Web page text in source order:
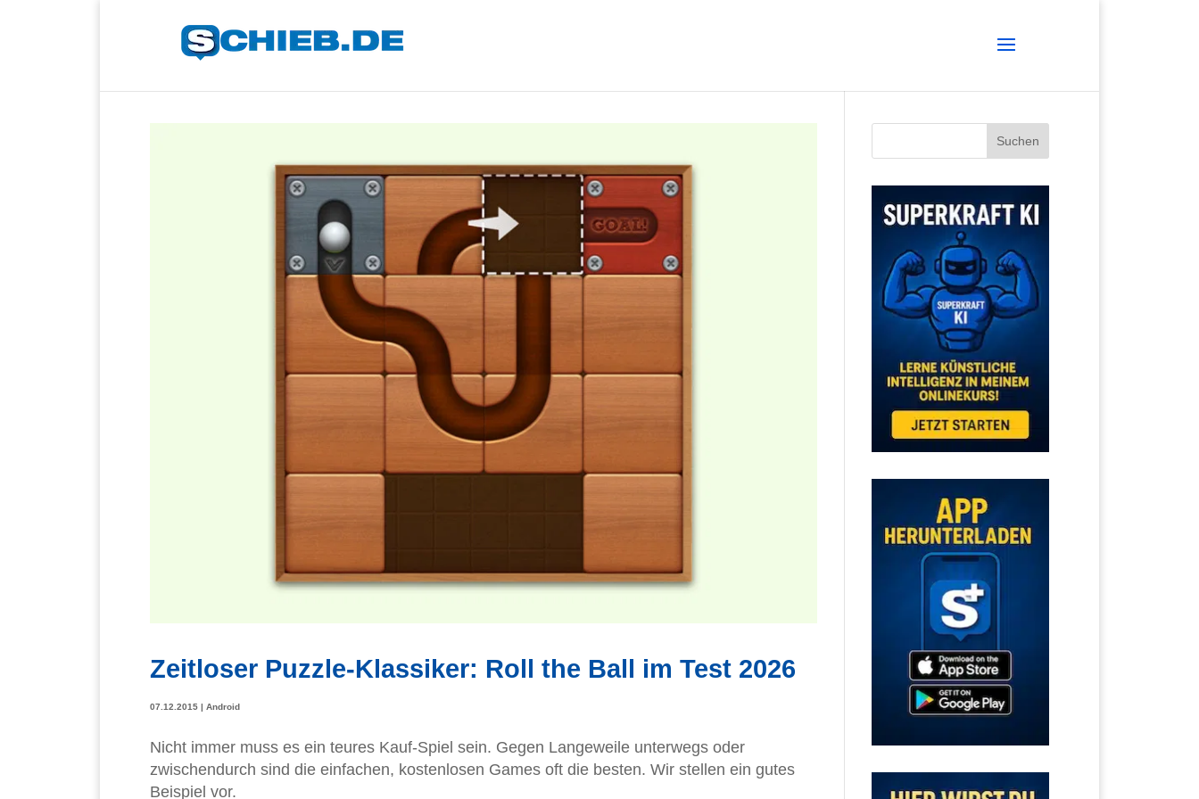
Zeitloser Puzzle-Klassiker: Roll the Ball im Test 2026
07.12.2015 | Android
Nicht immer muss es ein teures Kauf-Spiel sein. Gegen Langeweile unterwegs oder
zwischendurch sind die einfachen, kostenlosen Games oft die besten. Wir stellen ein gutes
Beispiel vor.